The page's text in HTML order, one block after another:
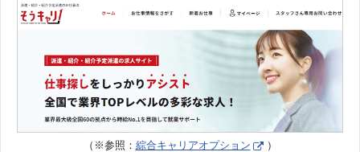
（※参照： 綜合キャリアオプション ）